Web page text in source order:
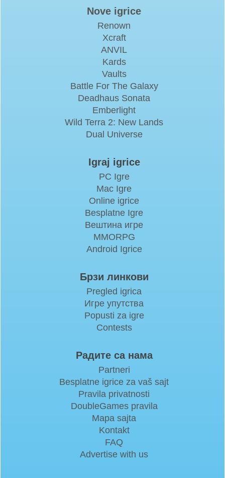
Nove igrice
Renown
Xcraft
ANVIL
Kards
Vaults
Battle For The Galaxy
Deadhaus Sonata
Emberlight
Wild Terra 2: New Lands
Dual Universe
Igraj igrice
PC Igre
Mac Igre
Online igrice
Besplatne Igre
Вештина игре
MMORPG
Android Igrice
Брзи линкови
Pregled igrica
Игре упутства
Popusti za igre
Contests
Радите са нама
Partneri
Besplatne igrice za vaš sajt
Pravila privatnosti
DoubleGames pravila
Mapa sajta
Kontakt
FAQ
Advertise with us